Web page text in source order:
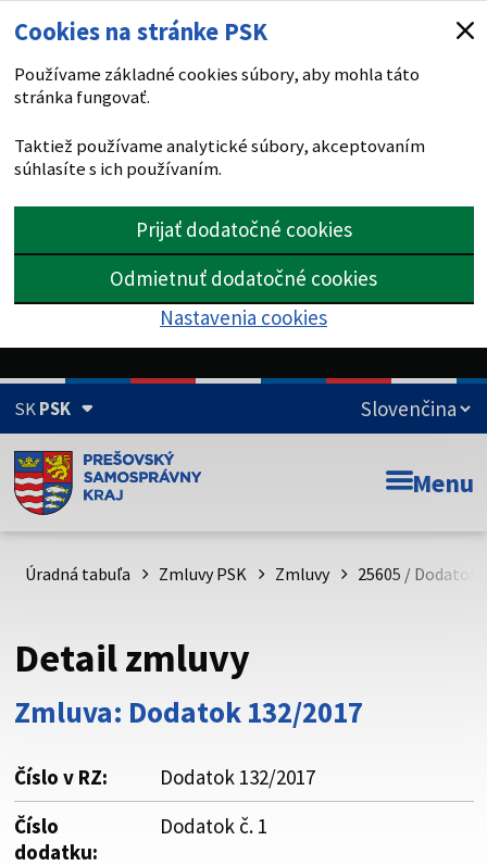
Cookies na stránke PSK
Používame základné cookies súbory, aby mohla táto
stránka fungovať.
Taktiež používame analytické súbory, akceptovaním
súhlasíte s ich používaním.
Prijať dodatočné cookies
Odmietnuť dodatočné cookies
Nastavenia cookies
SKPSK
Doména psk.sk je oficiálna
Toto je oficiálna webová stránka Prešovského
psk.sk.
Buďte pozorní a vždy sa uistite, že zdieľate informácie iba
cez zabezpečenú webovú stránku. Zabezpečená stránka
vždy začína https:// pred názvom domény webového sídla.
Menu
Úradná tabuľa Zmluvy PSK Zmluvy 25605 / Dodatok
Detail zmluvy
Zmluva: Dodatok 132/2017
Číslo v RZ:
Dodatok 132/2017
Číslo
dodatku:
Dodatok č. 1